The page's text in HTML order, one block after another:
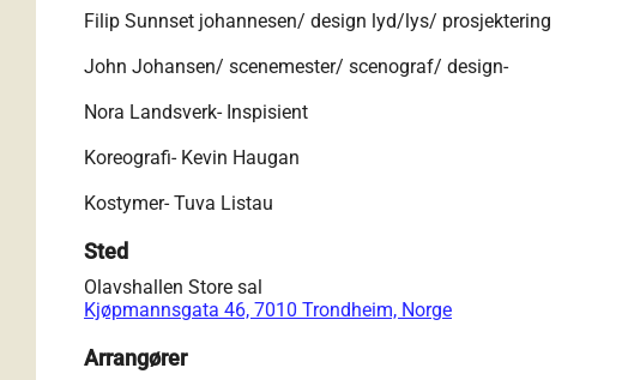
Filip Sunnset johannesen/ design lyd/lys/ prosjektering
John Johansen/ scenemester/ scenograf/ design-
Nora Landsverk- Inspisient
Koreografi- Kevin Haugan
Kostymer- Tuva Listau
Sted
Olavshallen Store sal
Kjøpmannsgata 46, 7010 Trondheim, Norge
Arrangører